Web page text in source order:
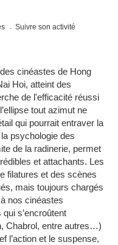
Suivre son activité
cinéastes de Hong
Hoi, atteint des
de l'efficacité réussi
tout azimut ne
qui pourrait entraver la
psychologie des
de la radinerie, permet
et attachants. Les
filatures et des scènes
mais toujours chargés
nos cinéastes
s’encroûtent
Chabrol, entre autres…)
l’action et le suspense,